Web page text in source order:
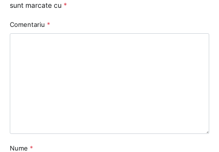
sunt marcate cu *
Comentariu *
Nume *